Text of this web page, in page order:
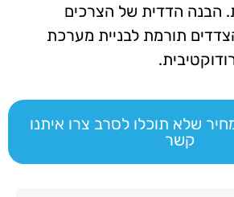
הבנה הדדית של הצרכים
תורמת לבניית מערכת
שלא תוכלו לסרב צרו איתנו
קשר